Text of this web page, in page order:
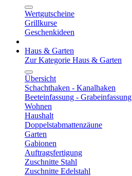
Wertgutscheine
Grillkurse
Geschenkideen
Haus & Garten
Zur Kategorie Haus & Garten
Übersicht
Schachthaken - Kanalhaken
Beeteinfassung - Grabeinfassung
Wohnen
Haushalt
Doppelstabmattenzäune
Garten
Gabionen
Auftragsfertigung
Zuschnitte Stahl
Zuschnitte Edelstahl